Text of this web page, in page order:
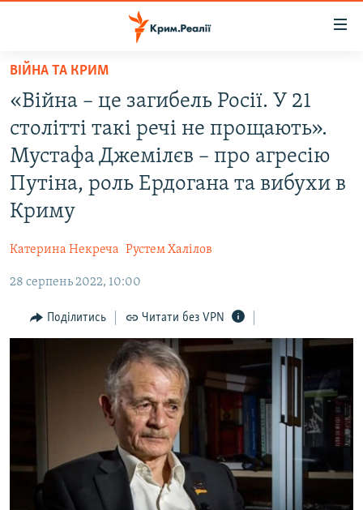
Перейти
основного
матеріалу
Перейти
до
основної
навігації
Перейти
до
ВІДЕО ТА ФОТО
ПОЛІТИКА
БЛОГИ
ІНТЕРВ'Ю
ВСЕ ЗА ДЕНЬ
СПЕЦПРОЕКТИ
ВІДЕОУРОКИ «ELIFBE»
СВІДЧЕННЯ ОКУПАЦІЇ
УКРАЇНСЬКА ПРОБЛЕМА КРИМУ
ІНФОГРАФІКА
ЯК ОБІЙТИ БЛОКУВАННЯ
ДОЛУЧАЙСЯ!
ВІЙНА ТА КРИМ
«Війна – це загибель Росії. У 21
столітті такі речі не прощають».
Мустафа Джемілєв – про агресію
Путіна, роль Ердогана та вибухи в
Криму
Катерина Некреча Рустем Халілов
28 серпень 2022, 10:00
Поділитись Читати без VPN